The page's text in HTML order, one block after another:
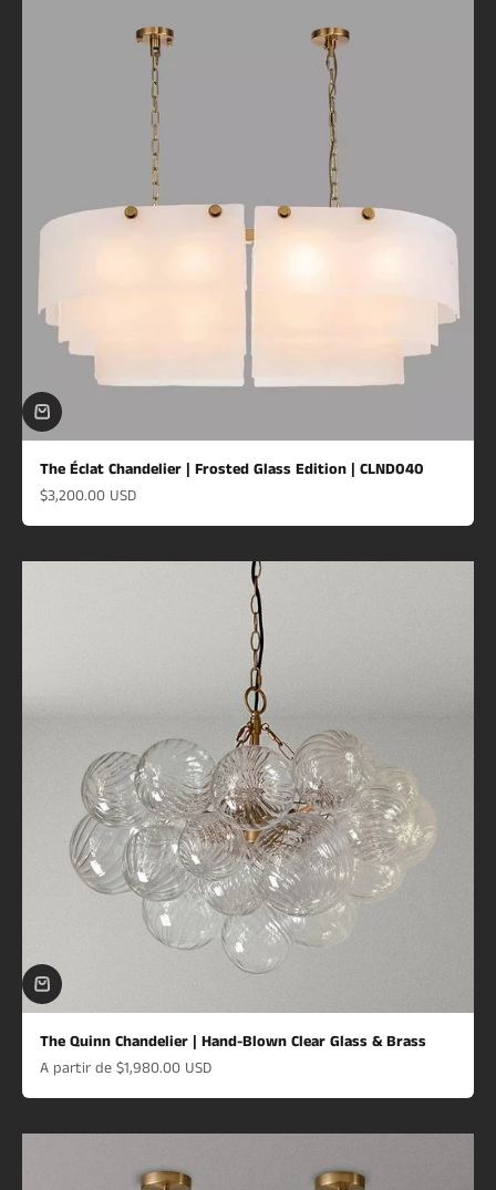
The Éclat Chandelier | Frosted Glass Edition | CLND040
Prix de vente
$3,200.00 USD
The Quinn Chandelier | Hand-Blown Clear Glass & Brass
Prix de vente
A partir de $1,980.00 USD